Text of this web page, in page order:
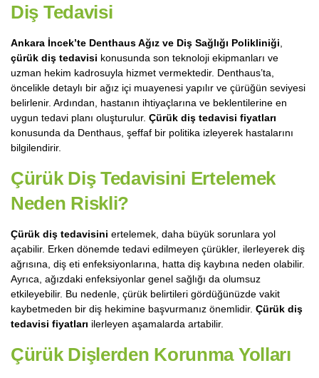
Diş Tedavisi
Ankara İncek’te Denthaus Ağız ve Diş Sağlığı Polikliniği
çürük diş tedavisi konusunda son teknoloji ekipmanları ve
uzman hekim kadrosuyla hizmet vermektedir. Denthaus’ta,
öncelikle detaylı bir ağız içi muayenesi yapılır ve çürüğün seviyesi
belirlenir. Ardından, hastanın ihtiyaçlarına ve beklentilerine en
uygun tedavi planı oluşturulur. Çürük diş tedavisi fiyatları
konusunda da Denthaus, şeffaf bir politika izleyerek hastalarını
bilgilendirir.
Çürük Diş Tedavisini Ertelemek
Neden Riskli?
Çürük diş tedavisini ertelemek, daha büyük sorunlara yol
açabilir. Erken dönemde tedavi edilmeyen çürükler, ilerleyerek diş
ağrısına, diş eti enfeksiyonlarına, hatta diş kaybına neden olabilir.
Ayrıca, ağızdaki enfeksiyonlar genel sağlığı da olumsuz
etkileyebilir. Bu nedenle, çürük belirtileri gördüğünüzde vakit
kaybetmeden bir diş hekimine başvurmanız önemlidir. Çürük diş
tedavisi fiyatları ilerleyen aşamalarda artabilir.
Çürük Dişlerden Korunma Yolları